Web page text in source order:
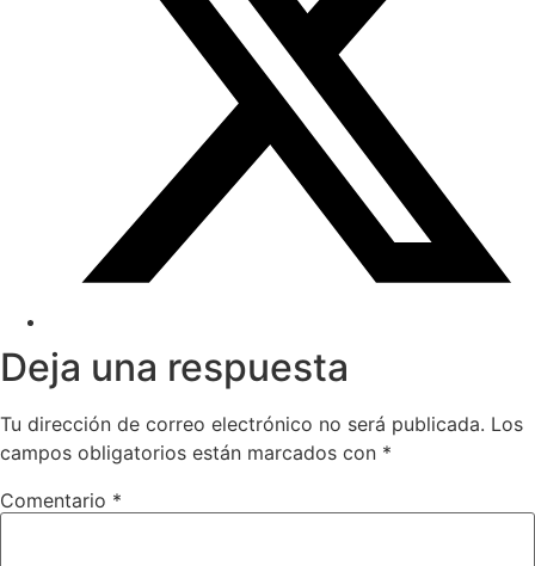
Deja una respuesta
Tu dirección de correo electrónico no será publicada. Los
campos obligatorios están marcados con *
Comentario *